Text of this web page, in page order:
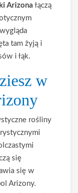
Arizona łączą
tam żyją i
i łąk.
w
rośliny
się
się w
Arizony.